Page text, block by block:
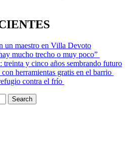
un maestro en Villa Devoto
mucho trecho o muy poco”
treinta y cinco años sembrando futuro
herramientas gratis en el barrio
contra el frío
Search